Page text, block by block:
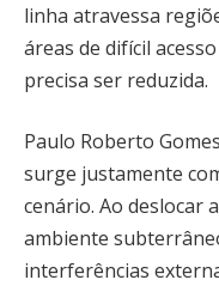
linha atravessa
áreas de difícil
precisa ser reduzida.
Paulo Roberto
surge justamente
cenário. Ao deslocar
ambiente
interferências